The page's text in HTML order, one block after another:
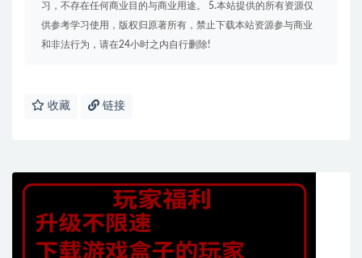
习，不存在任何商业目的与商业用途。 5.本站提供的所有资源仅
供参考学习使用，版权归原著所有，禁止下载本站资源参与商业
和非法行为，请在24小时之内自行删除!
收藏 链接